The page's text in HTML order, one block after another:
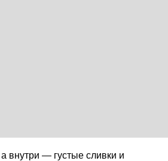
внутри — густые сливки и